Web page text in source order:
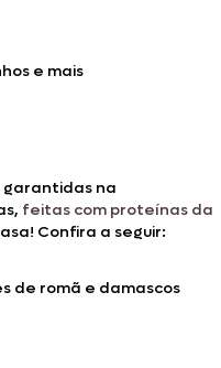
e mais
garantidas na
feitas com proteínas da
Confira a seguir:
de romã e damascos